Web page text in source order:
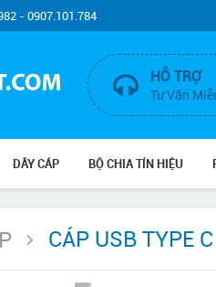
- 0907.101.784
HỖ TRỢ
Tư Vấn
DÂY CÁP BỘ CHIA TÍN HIỆU
CÁP USB TYPE C